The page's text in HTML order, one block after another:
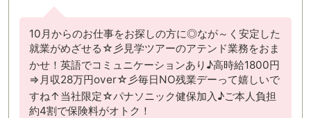
10月からのお仕事をお探しの方に◎なが～く安定した
就業がめざせる☆彡見学ツアーのアテンド業務をおま
かせ！英語でコミュニケーションあり♪高時給1800円
⇒月収28万円over☆彡毎日NO残業デーって嬉しいで
すね↑当社限定☆パナソニック健保加入♪ご本人負担
約4割で保険料がオトク！